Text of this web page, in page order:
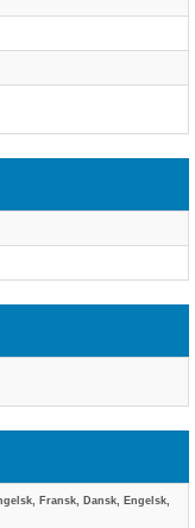
Fransk, Dansk, Engelsk,